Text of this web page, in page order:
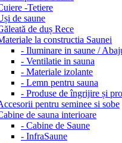
-Tetiere
de saune
de duș Rece
la constructia Saunei
- Iluminare in saune /
- Ventilatie in sauna
- Materiale izolante
- Lemn pentru sauna
- Produse de îngrijire și
pentru seminee si sobe
de sauna interioare
- Cabine de Saune
- InfraSaune